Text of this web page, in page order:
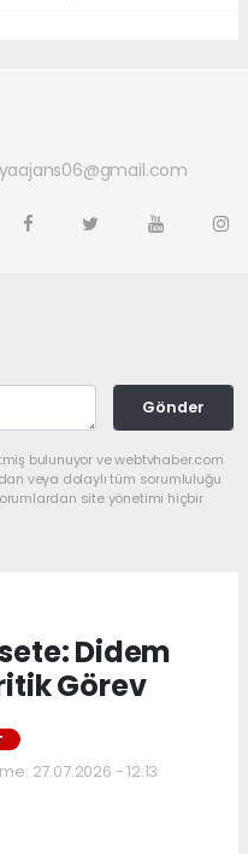
Gönder
bulunuyor ve webtvhaber.com
veya dolaylı tüm sorumluluğu
site yönetimi hiçbir
Didem
Görev
27.07.2026 - 12:13